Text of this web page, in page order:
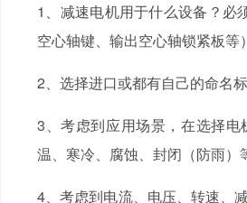
1、减速电机用于什么设备？必
空心轴键、输出空心轴锁紧板等
2、选择进口或都有自己的命名
3、考虑到应用场景，在选择电
温、寒冷、腐蚀、封闭（防雨）
4、考虑到电流、电压、转速、